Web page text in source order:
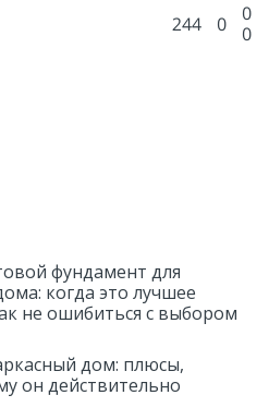
244 0
0
0
фундамент для
когда это лучшее
не ошибиться с выбором
дом: плюсы,
он действительно
каркасного дома!